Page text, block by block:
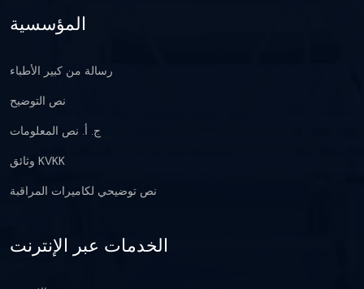
المؤسسية
رسالة من كبير الأطباء
نص التوضيح
ج. أ. نص المعلومات
وثائق KVKK
نص توضيحي لكاميرات المراقبة
الخدمات عبر الإنترنت